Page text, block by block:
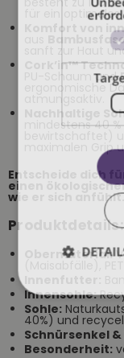
für ein
Komfort von
sanft zur Haut
Cork’in™
PU-Schaum und
ergonomische
Nachhaltige
mindestens 40
maximalen Grip
Entscheide dich
einen
wie er sich anfühlt.
Produktdetails:
Obermaterial:
Innensohle:
Sohle:
40%) und
Schnürsenkel
Besonderheit: